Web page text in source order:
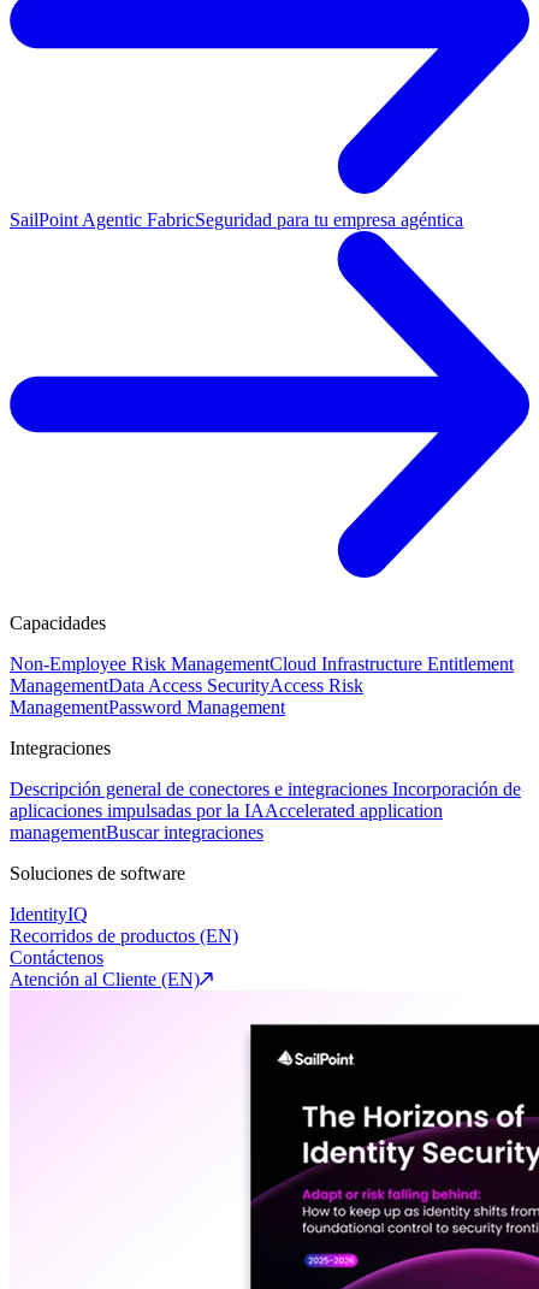
SailPoint Agentic FabricSeguridad para tu empresa agéntica
Capacidades
Non-Employee Risk ManagementCloud Infrastructure Entitlement
ManagementData Access SecurityAccess Risk
ManagementPassword Management
Integraciones
Descripción general de conectores e integraciones Incorporación de
aplicaciones impulsadas por la IAAccelerated application
managementBuscar integraciones
Soluciones de software
IdentityIQ
Recorridos de productos (EN)
Contáctenos
Atención al Cliente (EN)